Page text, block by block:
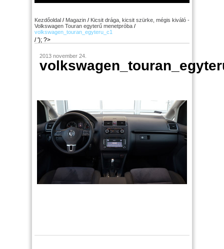
Kezdőoldal / Magazin / Kicsit drága, kicsit szürke, mégis kiváló -
Volkswagen Touran egyterű menetpróba /
volkswagen_touran_egyteru_c1
/ '); ?>
2013 november 24.